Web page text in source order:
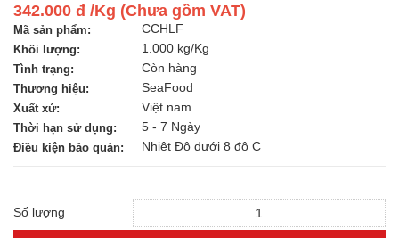
342.000 đ /Kg (Chưa gồm VAT)
Mã sản phẩm: CCHLF
Khối lượng: 1.000 kg/Kg
Tình trạng: Còn hàng
Thương hiệu: SeaFood
Xuất xứ: Việt nam
Thời hạn sử dụng: 5 - 7 Ngày
Điều kiện bảo quản: Nhiệt Độ dưới 8 độ C
Số lượng